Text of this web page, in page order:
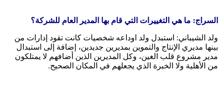
السراج: ما هي التغييرات التي قام بها المدير العام للشركة؟
ولد الشيباني: استبدل ولد اوداعه شخصيات كانت تقود إدارات من
بينها مديري الإنتاج والتموين بمديرين جديدين، إضافة إلى استبدال
مدير مشروع قلب الغين، وكل المديرين الذين أضافهم لا يمتلكون
من الأهلية ولا الخبرة الذي يجعلهم في المكان الصحيح.